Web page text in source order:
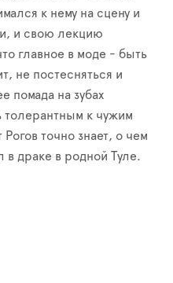
к нему на сцену и
и свою лекцию
главное в моде - быть
не постесняться и
помада на зубах
толерантным к чужим
точно знает, о чем
в драке в родной Туле.